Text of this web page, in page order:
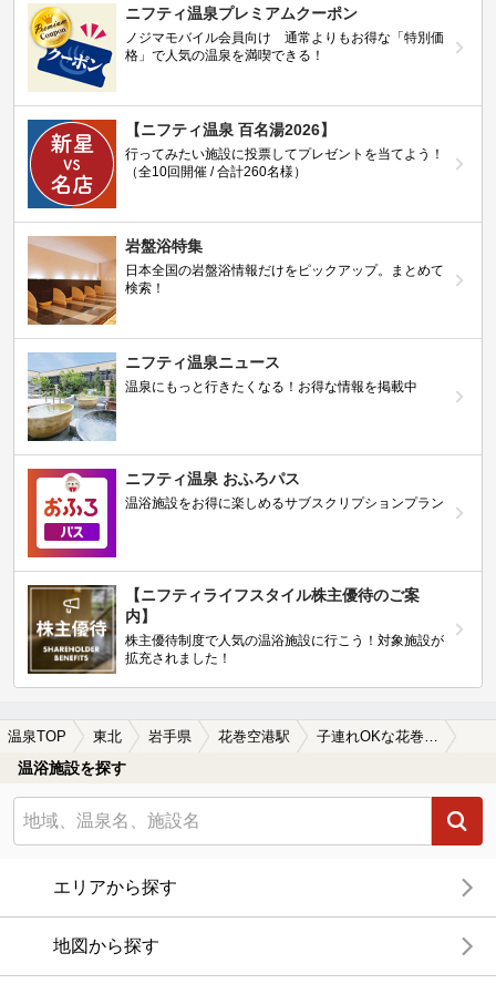
ニフティ温泉プレミアムクーポン
ノジマモバイル会員向け 通常よりもお得な「特別価
格」で人気の温泉を満喫できる！
【ニフティ温泉 百名湯2026】
行ってみたい施設に投票してプレゼントを当てよう！
（全10回開催 / 合計260名様）
岩盤浴特集
日本全国の岩盤浴情報だけをピックアップ。まとめて
検索！
ニフティ温泉ニュース
温泉にもっと行きたくなる！お得な情報を掲載中
ニフティ温泉 おふろパス
温浴施設をお得に楽しめるサブスクリプションプラン
【ニフティライフスタイル株主優待のご案
内】
株主優待制度で人気の温浴施設に行こう！対象施設が
拡充されました！
温泉TOP 東北 岩手県 花巻空港駅 子連れOKな花巻空港駅近くの温泉、日帰り温泉、スーパー銭湯おすすめ
温浴施設を探す
エリアから探す
地図から探す